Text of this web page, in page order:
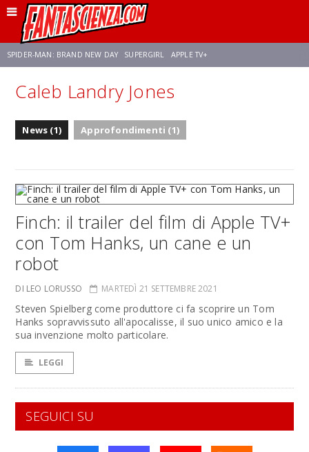
SPIDER-MAN: BRAND NEW DAY SUPERGIRL APPLE TV+
FRANCO RICCIARDIELLO ZENDAYA STAR TREK
Caleb Landry Jones
News (1) Approfondimenti (1)
Finch: il trailer del film di Apple TV+
con Tom Hanks, un cane e un
robot
DI LEO LORUSSO MARTEDÌ 21 SETTEMBRE 2021
Steven Spielberg come produttore ci fa scoprire un Tom
Hanks sopravvissuto all'apocalisse, il suo unico amico e la
sua invenzione molto particolare.
LEGGI
SEGUICI SU